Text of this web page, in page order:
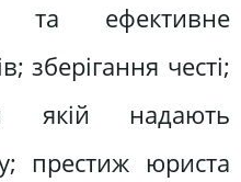
та ефективне
зберігання честі;
якій надають
престиж юриста